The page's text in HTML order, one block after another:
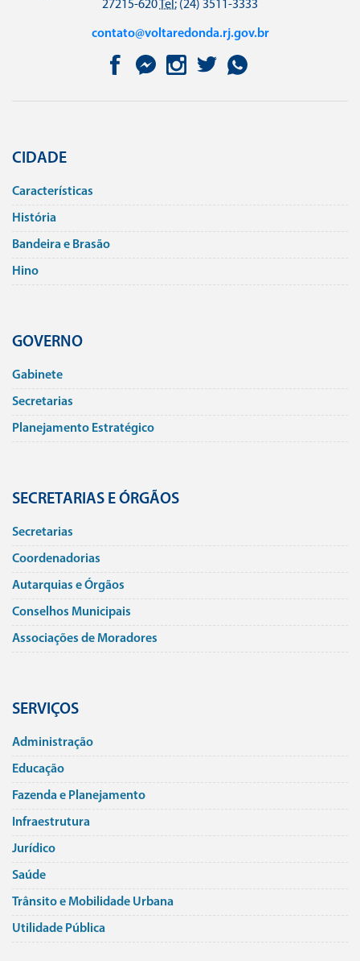
27215-620Tel: (24) 3511-3333
contato@voltaredonda.rj.gov.br
CIDADE
Caracterí­sticas
História
Bandeira e Brasão
Hino
GOVERNO
Gabinete
Secretarias
Planejamento Estratégico
SECRETARIAS E ÓRGÃOS
Secretarias
Coordenadorias
Autarquias e Órgãos
Conselhos Municipais
Associações de Moradores
SERVIÇOS
Administração
Educação
Fazenda e Planejamento
Infraestrutura
Jurí­dico
Saúde
Trânsito e Mobilidade Urbana
Utilidade Pública